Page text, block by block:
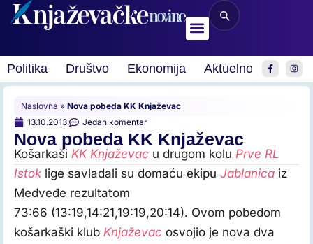
Politika Društvo Ekonomija Aktuelnosti Sport
Naslovna » Nova pobeda KK Knjaževac
13.10.2013.
Jedan komentar
Nova pobeda KK Knjaževac
Košarkaši KK Knjaževac u drugom kolu Prve RL
Istok lige savladali su domaću ekipu Jablanica iz
Medveđe rezultatom
73:66 (13:19,14:21,19:19,20:14). Ovom pobedom
košarkaški klub Knjaževac osvojio je nova dva